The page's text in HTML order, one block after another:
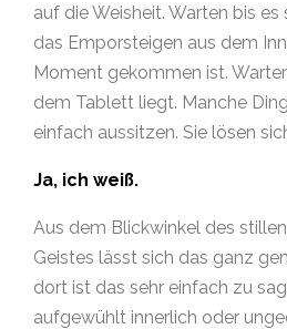
auf die Weisheit. Warten bis
das Emporsteigen aus dem
Moment gekommen ist.
dem Tablett liegt. Manche
einfach aussitzen. Sie lösen
Ja, ich weiß.
Aus dem Blickwinkel des
Geistes lässt sich das ganz
dort ist das sehr einfach zu
aufgewühlt innerlich oder